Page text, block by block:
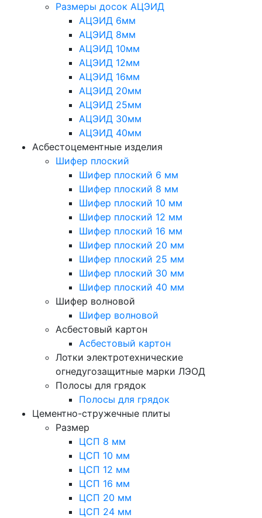
Размеры досок АЦЭИД
АЦЭИД 6мм
АЦЭИД 8мм
АЦЭИД 10мм
АЦЭИД 12мм
АЦЭИД 16мм
АЦЭИД 20мм
АЦЭИД 25мм
АЦЭИД 30мм
АЦЭИД 40мм
Асбестоцементные изделия
Шифер плоский
Шифер плоский 6 мм
Шифер плоский 8 мм
Шифер плоский 10 мм
Шифер плоский 12 мм
Шифер плоский 16 мм
Шифер плоский 20 мм
Шифер плоский 25 мм
Шифер плоский 30 мм
Шифер плоский 40 мм
Шифер волновой
Шифер волновой
Асбестовый картон
Асбестовый картон
Лотки электротехнические
огнедугозащитные марки ЛЭОД
Полосы для грядок
Полосы для грядок
Цементно-стружечные плиты
Размер
ЦСП 8 мм
ЦСП 10 мм
ЦСП 12 мм
ЦСП 16 мм
ЦСП 20 мм
ЦСП 24 мм